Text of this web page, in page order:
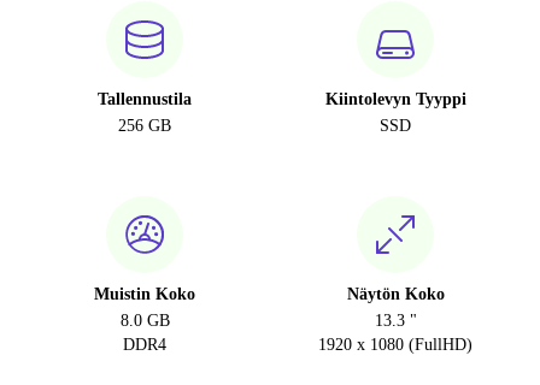
Tallennustila
256 GB
Kiintolevyn Tyyppi
SSD
Muistin Koko
8.0 GB
DDR4
Näytön Koko
13.3 "
1920 x 1080 (FullHD)